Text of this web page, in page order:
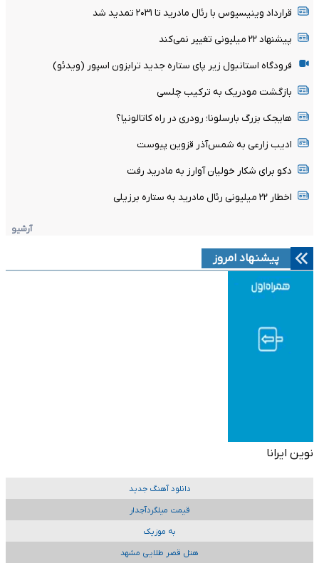
قرارداد وینیسیوس با رئال مادرید تا ۲۰۳۱ تمدید شد
پیشنهاد ۲۲ میلیونی تغییر نمی‌کند
فرودگاه استانبول زیر پای ستاره جدید ترابزون اسپور (ویدئو)
بازگشت مودریک به ترکیب چلسی
هایجک بزرگ بارسلونا؛ رودری در راه کاتالونیا؟
ادیب زارعی به شمس‌آذر قزوین پیوست
دکو برای شکار خولیان آوارز به مادرید رفت
اخطار ۲۲ میلیونی رئال مادرید به ستاره برزیلی
آرشیو
پیشنهاد امروز
نوین ایرانا
دانلود آهنگ جدید
قیمت میلگردآجدار
به موزیک
هتل قصر طلایی مشهد